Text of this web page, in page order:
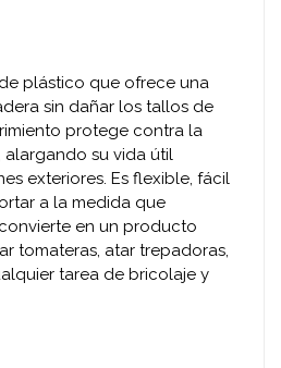
plástico que ofrece una
sin dañar los tallos de
protege contra la
su vida útil
exteriores. Es flexible, fácil
a la medida que
en un producto
tomateras, atar trepadoras,
tarea de bricolaje y